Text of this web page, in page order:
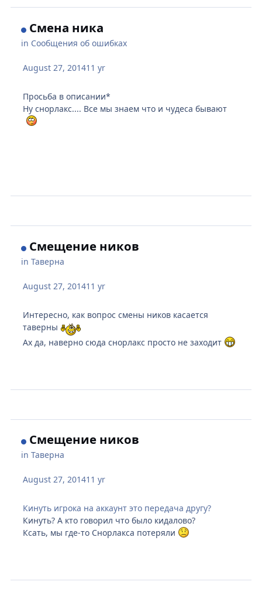
Смена ника
in Сообщения об ошибках
August 27, 201411 yr
Просьба в описании*
Ну снорлакс.... Все мы знаем что и чудеса бывают
Смещение ников
inТаверна
August 27, 201411 yr
Интересно, как вопрос смены ников касается
таверны
Ах да, наверно сюда снорлакс просто не заходит
Смещение ников
inТаверна
August 27, 201411 yr
Кинуть игрока на аккаунт это передача другу?
Кинуть? А кто говорил что было кидалово?
Ксать, мы где-то Снорлакса потеряли